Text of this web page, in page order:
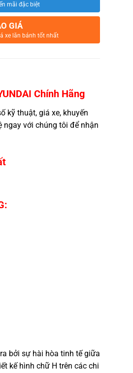
mãi đặc biệt
GIÁ
xe lăn bánh tốt nhất
Chính Hãng
thuật, giá xe, khuyến
với chúng tôi để nhận
bởi sự hài hòa tinh tế giữa
kế hình chữ H trên các chi